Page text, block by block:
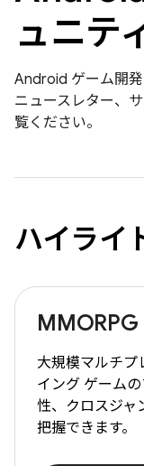
ュニテ
Android ゲーム開発
ニュースレター、
覧ください。
ハイライ
MMORPG
大規模マルチプ
イング ゲーム
性、クロスジャ
把握できます。